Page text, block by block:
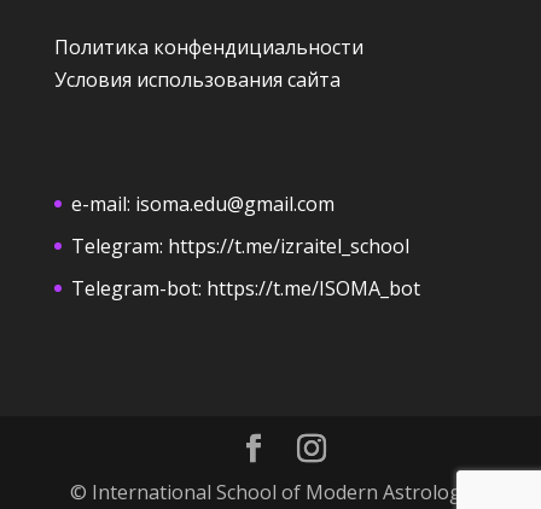
Политика конфендициальности
Условия использования сайта
e-mail: isoma.edu@gmail.com
Telegram: https://t.me/izraitel_school
Telegram-bot: https://t.me/ISOMA_bot
© International School of Modern Astrology